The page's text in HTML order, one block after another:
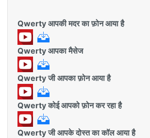
Qwerty आपकी मदर का फ़ोन आया है
Qwerty आपका मैसेज
Qwerty जी आपका फ़ोन आया है
Qwerty कोई आपको फ़ोन कर रहा है
Qwerty जी आपके दोस्त का कॉल आया है